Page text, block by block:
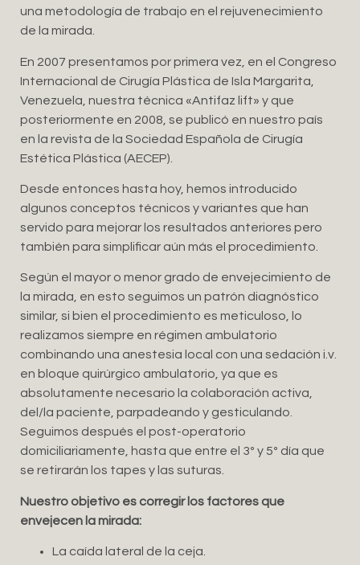
una metodología de trabajo en el rejuvenecimiento
de la mirada.
En 2007 presentamos por primera vez, en el Congreso
Internacional de Cirugía Plástica de Isla Margarita,
Venezuela, nuestra técnica «Antifaz lift» y que
posteriormente en 2008, se publicó en nuestro país
en la revista de la Sociedad Española de Cirugía
Estética Plástica (AECEP).
Desde entonces hasta hoy, hemos introducido
algunos conceptos técnicos y variantes que han
servido para mejorar los resultados anteriores pero
también para simplificar aún más el procedimiento.
Según el mayor o menor grado de envejecimiento de
la mirada, en esto seguimos un patrón diagnóstico
similar, si bien el procedimiento es meticuloso, lo
realizamos siempre en régimen ambulatorio
combinando una anestesia local con una sedación i.v.
en bloque quirúrgico ambulatorio, ya que es
absolutamente necesario la colaboración activa,
del/la paciente, parpadeando y gesticulando.
Seguimos después el post-operatorio
domiciliariamente, hasta que entre el 3º y 5º día que
se retirarán los tapes y las suturas.
Nuestro objetivo es corregir los factores que
envejecen la mirada:
La caída lateral de la ceja.